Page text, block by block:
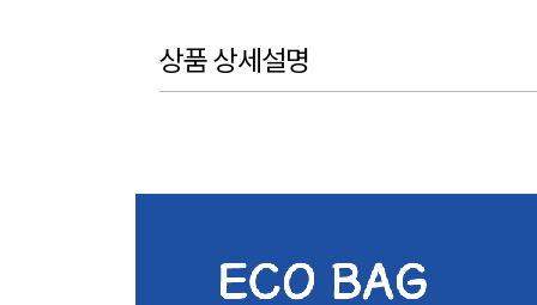
상품 상세설명